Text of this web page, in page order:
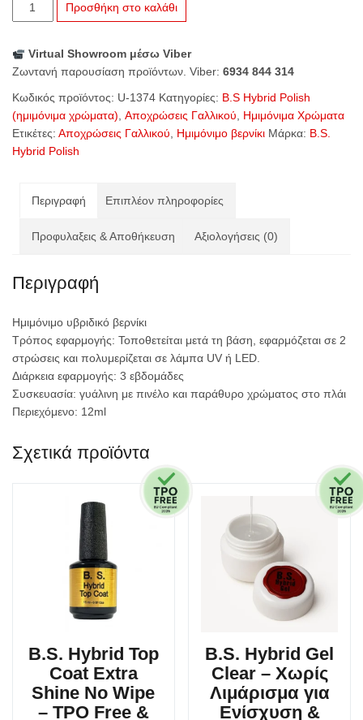
1374
French
ποσότητα
Προσθήκη στο καλάθι
Virtual Showroom μέσω Viber
Ζωντανή παρουσίαση προϊόντων. Viber: 6934 844 314
Κωδικός προϊόντος: U-1374 Κατηγορίες: B.S Hybrid Polish
(ημιμόνιμα χρώματα) Αποχρώσεις Γαλλικού
Ημιμόνιμα Χρώματα
Ετικέτες: Αποχρώσεις Γαλλικού Ημιμόνιμο βερνίκι Μάρκα: B.S.
Hybrid Polish
Περιγραφή Επιπλέον πληροφορίες
Προφυλαξεις & Αποθήκευση Αξιολογήσεις (0)
Περιγραφή
Ημιμόνιμο υβριδικό βερνίκι
Τρόπος εφαρμογής: Τοποθετείται μετά τη βάση, εφαρμόζεται σε 2
στρώσεις και πολυμερίζεται σε λάμπα UV ή LED.
Διάρκεια εφαρμογής: 3 εβδομάδες
Συσκευασία: γυάλινη με πινέλο και παράθυρο χρώματος στο πλάι
Περιεχόμενο: 12ml
Σχετικά προϊόντα
B.S. Hybrid Top
Coat Extra
Shine No Wipe
– TPO Free &
B.S. Hybrid Gel
Clear – Χωρίς
Λιμάρισμα για
Ενίσχυση &